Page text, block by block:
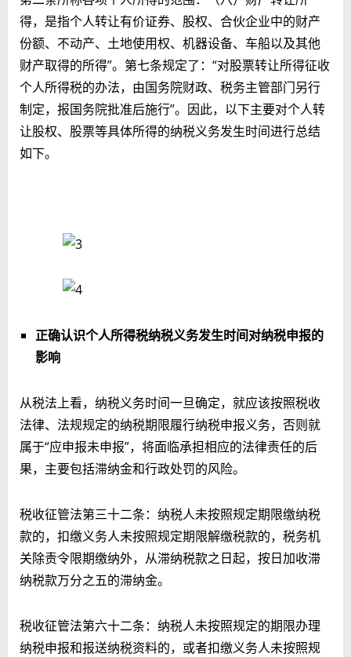
得，是指个人转让有价证券、股权、合伙企业中的财产
份额、不动产、土地使用权、机器设备、车船以及其他
财产取得的所得”。第七条规定了：“对股票转让所得征收
个人所得税的办法，由国务院财政、税务主管部门另行
制定，报国务院批准后施行”。因此，以下主要对个人转
让股权、股票等具体所得的纳税义务发生时间进行总结
如下。
正确认识个人所得税纳税义务发生时间对纳税申报的
影响
从税法上看，纳税义务时间一旦确定，就应该按照税收
法律、法规规定的纳税期限履行纳税申报义务，否则就
属于“应申报未申报”，将面临承担相应的法律责任的后
果，主要包括滞纳金和行政处罚的风险。
税收征管法第三十二条：纳税人未按照规定期限缴纳税
款的，扣缴义务人未按照规定期限解缴税款的，税务机
关除责令限期缴纳外，从滞纳税款之日起，按日加收滞
纳税款万分之五的滞纳金。
税收征管法第六十二条：纳税人未按照规定的期限办理
纳税申报和报送纳税资料的，或者扣缴义务人未按照规